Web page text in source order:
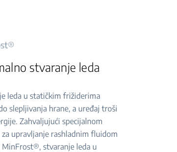
stvaranje leda
leda u statičkim frižiderima
slepljivanja hrane, a uređaj troši
Zahvaljujući specijalnom
upravljanje rashladnim fluidom
MinFrost®, stvaranje leda u